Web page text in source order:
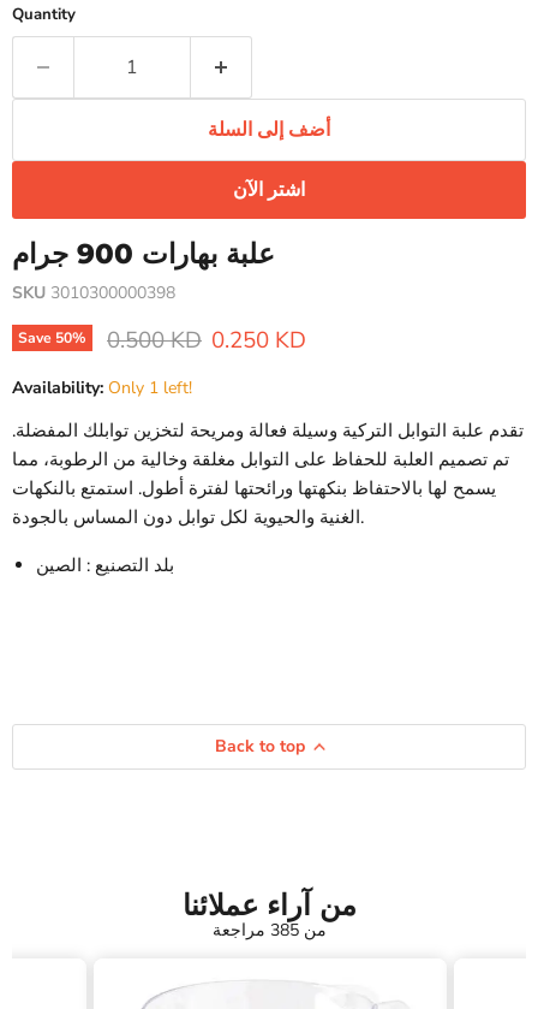
Quantity
أضف إلى السلة
اشتر الآن
علبة بهارات 900 جرام
SKU 3010300000398
Save 50% Original price
0.500 KD Current price
0.250 KD
Availability: Only 1 left!
تقدم علبة التوابل التركية وسيلة فعالة ومريحة لتخزين توابلك المفضلة.
تم تصميم العلبة للحفاظ على التوابل مغلقة وخالية من الرطوبة، مما
يسمح لها بالاحتفاظ بنكهتها ورائحتها لفترة أطول. استمتع بالنكهات
الغنية والحيوية لكل توابل دون المساس بالجودة.
بلد التصنيع : الصين
Back to top
من آراء عملائنا
من 385 مراجعة